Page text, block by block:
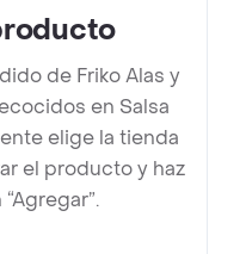
de Friko Alas y
en Salsa
elige la tienda
el producto y haz